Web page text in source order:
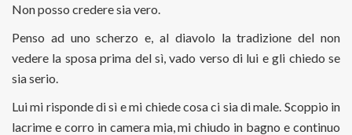
Non posso credere sia vero.
Penso ad uno scherzo e, al diavolo la tradizione del non
vedere la sposa prima del sì, vado verso di lui e gli chiedo se
sia serio.
Lui mi risponde di sì e mi chiede cosa ci sia di male. Scoppio in
lacrime e corro in camera mia, mi chiudo in bagno e continuo